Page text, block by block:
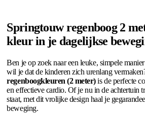
Springtouw regenboog 2
kleur in je dagelijkse
Ben je op zoek naar een leuke, simpele
wil je dat de kinderen zich urenlang
regenboogkleuren (2 meter)is de perfecte
en effectieve cardio. Of je nu in de achtertuin
staat, met dit vrolijke design haal je
beweging.